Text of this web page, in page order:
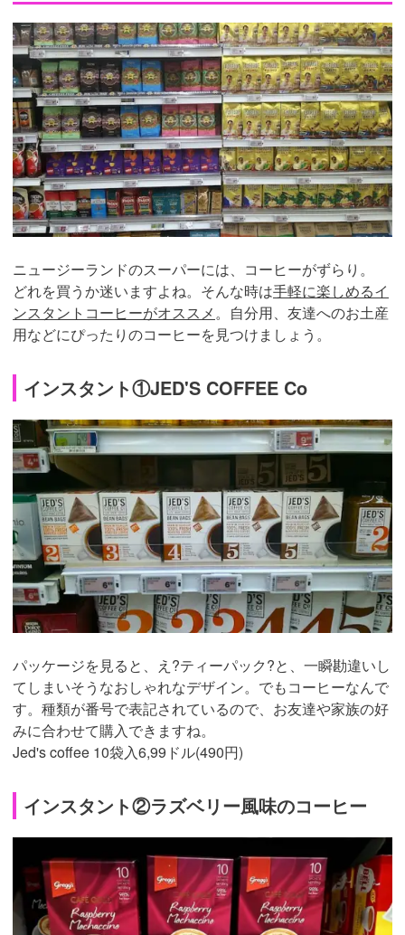
ニュージーランドのスーパーには、コーヒーがずらり。
どれを買うか迷いますよね。そんな時は手軽に楽しめるイ
ンスタントコーヒーがオススメ。自分用、友達へのお土産
用などにぴったりのコーヒーを見つけましょう。
インスタント①JED'S COFFEE Co
パッケージを見ると、え?ティーパック?と、一瞬勘違いし
てしまいそうなおしゃれなデザイン。でもコーヒーなんで
す。種類が番号で表記されているので、お友達や家族の好
みに合わせて購入できますね。
Jed's coffee 10袋入6,99ドル(490円)
インスタント②ラズベリー風味のコーヒー